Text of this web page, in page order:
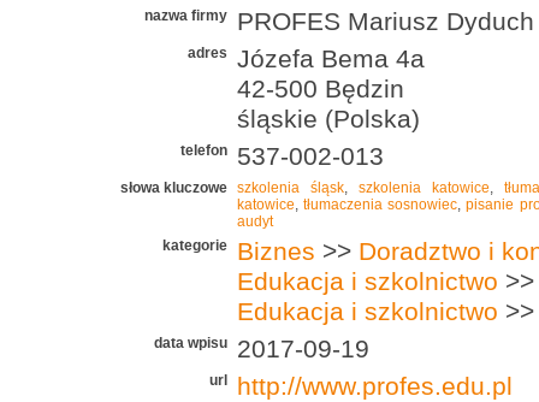
nazwa firmy PROFES Mariusz Dyduch
adres
Józefa Bema 4a
42-500 Będzin
śląskie (Polska)
telefon 537-002-013
słowa kluczowe szkolenia śląsk, szkolenia katowice,
katowice,tłumaczenia sosnowiec,pisanie
audyt
kategorie
Biznes >> Doradztwo i
Edukacja i szkolnictwo
Edukacja i szkolnictwo
data wpisu 2017-09-19
url http://www.profes.edu.pl